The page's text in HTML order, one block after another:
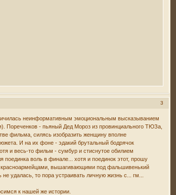
3
неинформативным эмоциональным высказыванием
Пореченков - пьяный Дед Мороз из провинциального ТЮЗа,
фильма, силясь изобразить женщину вполне
И на их фоне - эдакий брутальный бодрячок
и весь-то фильм - сумбур и стиснутое обилием
воль в финале... хотя и поединок этот, прошу
красноармейцами, вышагивающими под фальшивенький
удалась, то пора устраивать личную жизнь с... гм...
к нашей же истории.